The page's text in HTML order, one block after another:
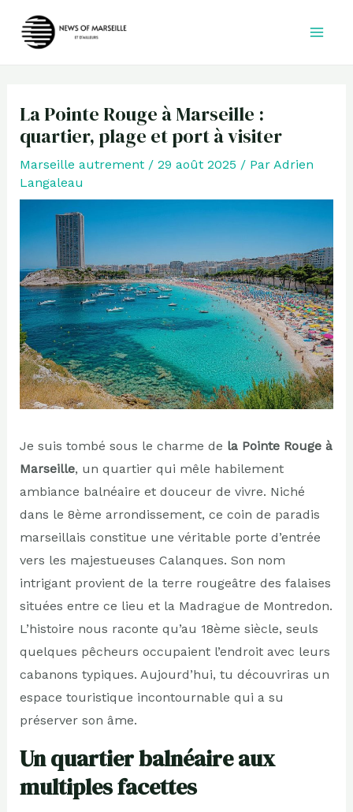
La Pointe Rouge à Marseille :
quartier, plage et port à visiter
Marseille autrement/ 29 août 2025 / Par Adrien
Langaleau
Je suis tombé sous le charme de la Pointe Rouge à
Marseille, un quartier qui mêle habilement
ambiance balnéaire et douceur de vivre. Niché
dans le 8ème arrondissement, ce coin de paradis
marseillais constitue une véritable porte d’entrée
vers les majestueuses Calanques. Son nom
intrigant provient de la terre rougeâtre des falaises
situées entre ce lieu et la Madrague de Montredon.
L’histoire nous raconte qu’au 18ème siècle, seuls
quelques pêcheurs occupaient l’endroit avec leurs
cabanons typiques. Aujourd’hui, tu découvriras un
espace touristique incontournable qui a su
préserver son âme.
Un quartier balnéaire aux
multiples facettes